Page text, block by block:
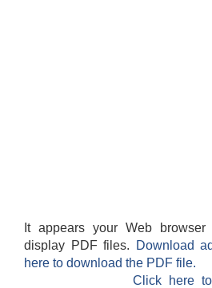
It appears your Web
display PDF files.
Download
here to download the PDF file.
Click here